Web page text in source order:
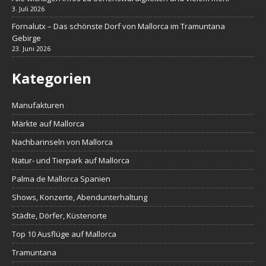
3. Juli 2026
Fornalutx – Das schönste Dorf von Mallorca im Tramuntana
Gebirge
23. Juni 2026
Kategorien
Manufakturen
Märkte auf Mallorca
Nachbarinseln von Mallorca
Natur- und Tierpark auf Mallorca
Palma de Mallorca Spanien
Shows, Konzerte, Abendunterhaltung
Städte, Dörfer, Küstenorte
Top 10 Ausflüge auf Mallorca
Tramuntana